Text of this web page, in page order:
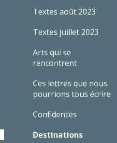
Textes août 2023
Textes juillet 2023
Arts qui se
rencontrent
Ces lettres que nous
pourrions tous écrire
Confidences
Destinations